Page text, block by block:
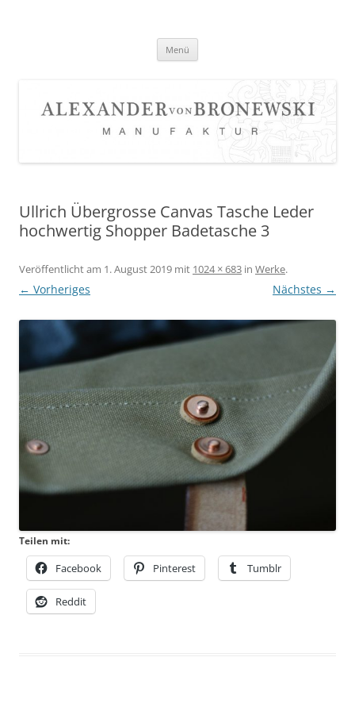
Menü
Ullrich Übergrosse Canvas Tasche Leder
hochwertig Shopper Badetasche 3
Veröffentlicht am 1. August 2019 mit 1024 × 683 in Werke.
← Vorheriges Nächstes →
Teilen mit:
Facebook Pinterest Tumblr
Reddit